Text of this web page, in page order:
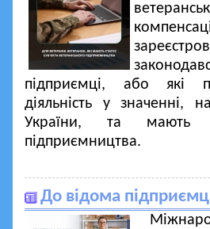
підприємці, або які
діяльність у значенні,
України, та мають
підприємництва.
До відома